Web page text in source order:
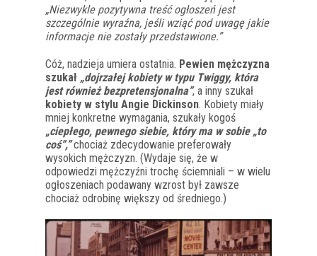
„Niezwykle pozytywna treść ogłoszeń jest
szczególnie wyraźna, jeśli wziąć pod uwagę jakie
informacje nie zostały przedstawione.”
Cóż, nadzieja umiera ostatnia. Pewien mężczyzna
szukał „dojrzałej kobiety w typu Twiggy, która
jest również bezpretensjonalna”, a inny szukał
kobiety w stylu Angie Dickinson. Kobiety miały
mniej konkretne wymagania, szukały kogoś
„ciepłego, pewnego siebie, który ma w sobie „to
coś”,”chociaż zdecydowanie preferowały
wysokich mężczyzn. (Wydaje się, że w
odpowiedzi mężczyźni trochę ściemniali – w wielu
ogłoszeniach podawany wzrost był zawsze
chociaż odrobinę większy od średniego.)